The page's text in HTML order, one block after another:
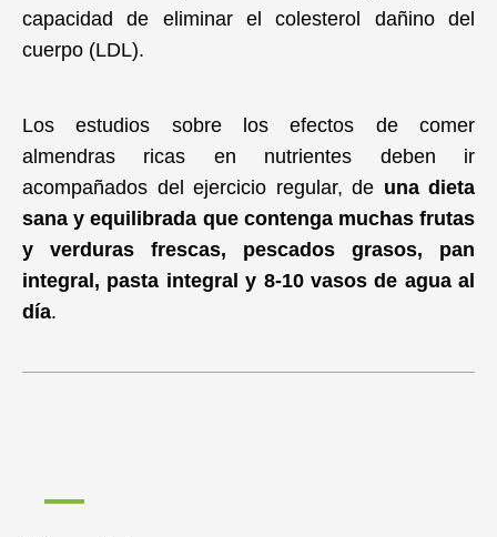
capacidad de eliminar el colesterol dañino del
cuerpo (LDL).
Los estudios sobre los efectos de comer
almendras ricas en nutrientes deben ir
acompañados del ejercicio regular, de una dieta
sana y equilibrada que contenga muchas frutas
y verduras frescas, pescados grasos, pan
integral, pasta integral y 8-10 vasos de agua al
día.